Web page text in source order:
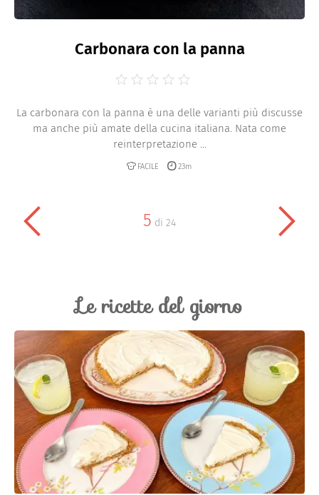
Carbonara con la panna
La carbonara con la panna è una delle varianti più discusse
ma anche più amate della cucina italiana. Nata come
reinterpretazione ...
FACILE 23m
5 di 24
Le ricette del giorno